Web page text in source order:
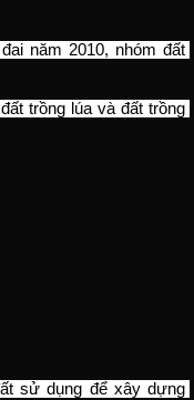
năm 2010, nhóm đất
trồng lúa và đất trồng
sử dụng để xây dựng